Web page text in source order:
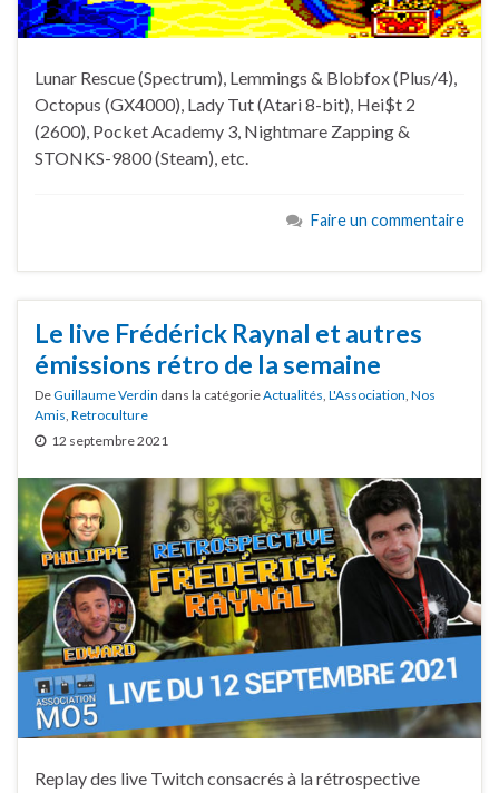
Lunar Rescue (Spectrum), Lemmings & Blobfox (Plus/4),
Octopus (GX4000), Lady Tut (Atari 8-bit), Hei$t 2
(2600), Pocket Academy 3, Nightmare Zapping &
STONKS-9800 (Steam), etc.
Faire un commentaire
Le live Frédérick Raynal et autres
émissions rétro de la semaine
DeGuillaume Verdin dans la catégorieActualités L'Association Nos
Amis Retroculture
12 septembre 2021
Replay des live Twitch consacrés à la rétrospective